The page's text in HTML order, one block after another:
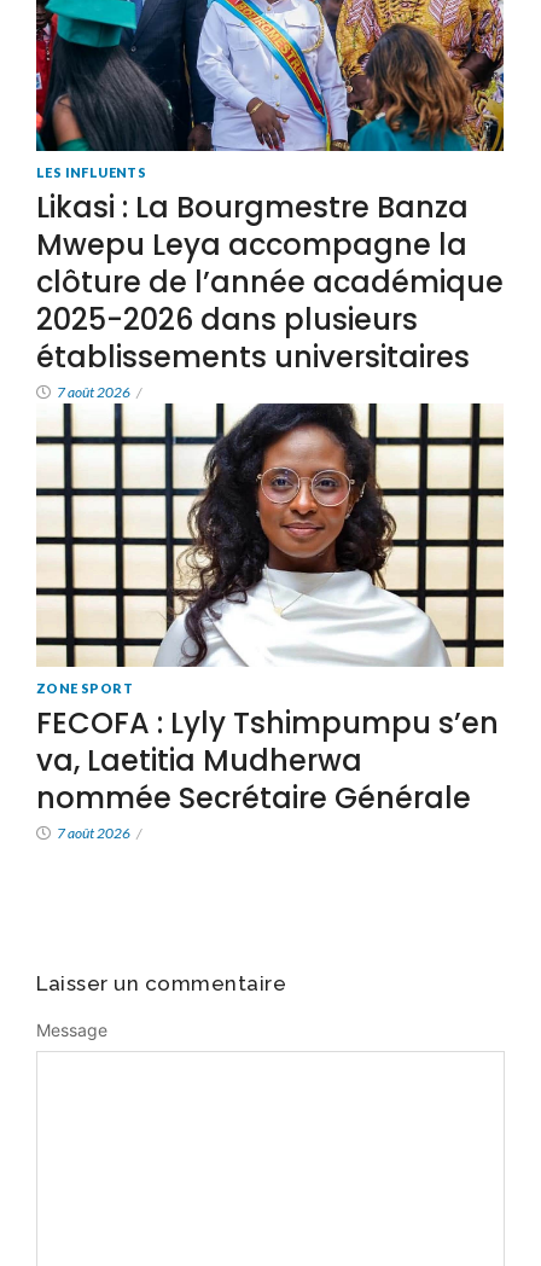
LES INFLUENTS
Likasi : La Bourgmestre Banza
Mwepu Leya accompagne la
clôture de l’année académique
2025-2026 dans plusieurs
établissements universitaires
7 août 2026 /
ZONE SPORT
FECOFA : Lyly Tshimpumpu s’en
va, Laetitia Mudherwa
nommée Secrétaire Générale
7 août 2026 /
Laisser un commentaire
Message